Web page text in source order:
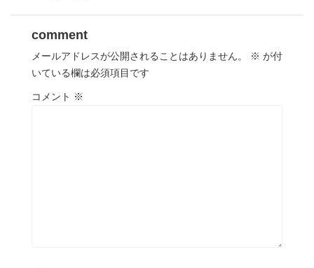
comment
メールアドレスが公開されることはありません。 ※ が付
いている欄は必須項目です
コメント ※